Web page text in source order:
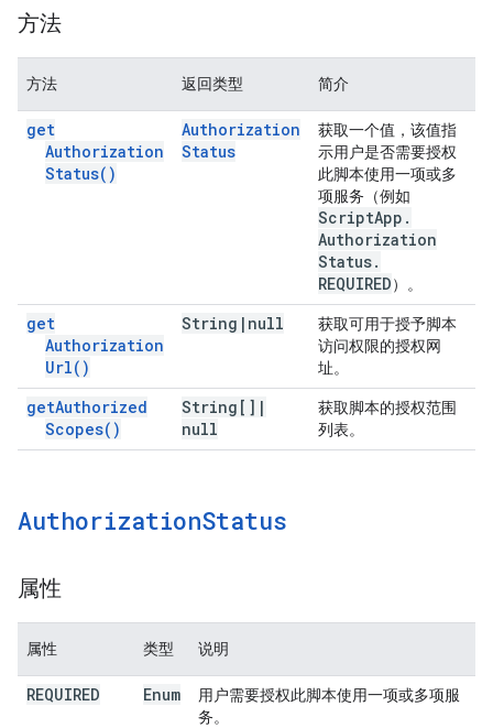
方法
方法 返回类型 简介
get
Authorization
Status( )
Authorization
Status
获取一个值，该值指
示用户是否需要授权
此脚本使用一项或多
项服务（例如
ScriptApp .
Authorization
Status.
REQUIRED）。
get
Authorization
Url( )
String | null
获取可用于授予脚本
访问权限的授权网
址。
getAuthorized
Scopes( )
String[] |
null
获取脚本的授权范围
列表。
AuthorizationStatus
属性
属性 类型 说明
REQUIRED Enum
用户需要授权此脚本使用一项或多项服
务。